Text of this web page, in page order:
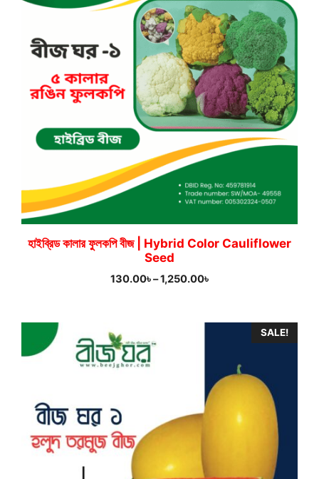
হাইব্রিড কালার ফুলকপি বীজ | Hybrid Color Cauliflower
Seed
130.00৳–1,250.00৳Price
through
SALE!